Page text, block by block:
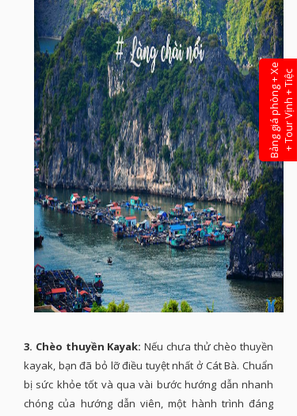
3. Chèo thuyền Kayak: Nếu chưa thử chèo thuyền
kayak, bạn đã bỏ lỡ điều tuyệt nhất ở Cát Bà. Chuẩn
bị sức khỏe tốt và qua vài bước hướng dẫn nhanh
chóng của hướng dẫn viên, một hành trình đáng
B
ả
n
g
g
i
á
p
h
ò
n
g
+X
e
+
T
o
u
r
V
ị
n
h
+
T
i
ệc